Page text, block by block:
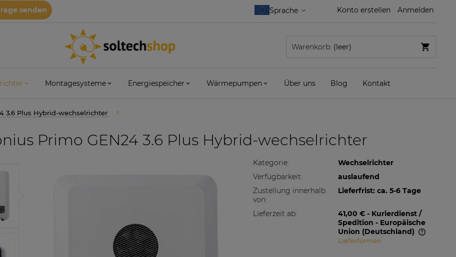
senden Konto erstellen Anmelden
Warenkorb: (leer)
Montagesysteme Energiespeicher Wärmepumpen Über uns Blog Kontakt
3.6 Plus Hybrid-wechselrichter
Primo GEN24 3.6 Plus Hybrid-wechselrichter
Kategorie:
Wechselrichter
Verfügbarkeit:
auslaufend
Zustellung innerhalb
von:
Lieferfrist: ca. 5-6 Tage
Lieferzeit ab: 41,00 € - Kurierdienst /
Spedition - Europäische
Union (Deutschland)
Lieferformen